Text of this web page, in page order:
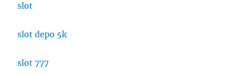
slot
slot depo 5k
slot 777